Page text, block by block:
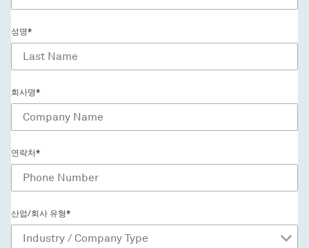
성명*
회사명*
연락처*
산업/회사 유형*